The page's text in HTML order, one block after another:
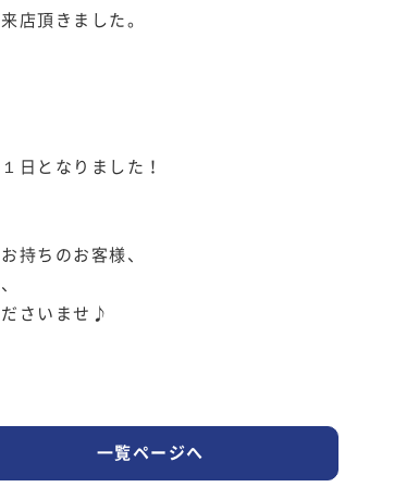
店頂きました。
日となりました！
持ちのお客様、
さいませ♪
一覧ページへ